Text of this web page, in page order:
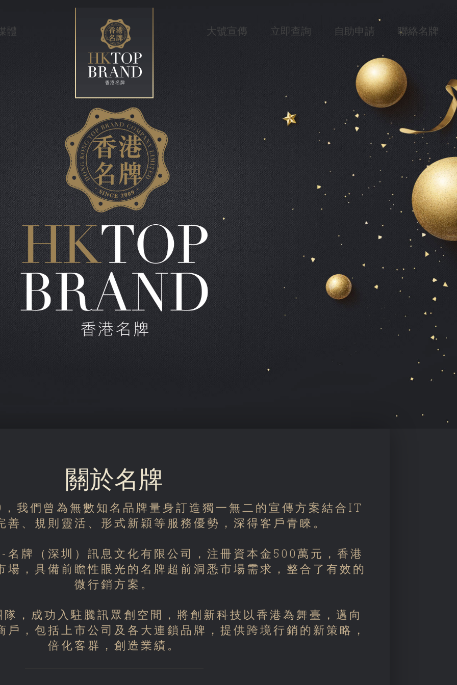
體 大號宣傳 立即查詢 自助申請 聯絡名牌
關於名牌
我們曾為無數知名品牌量身訂造獨一無二的宣傳方案結合IT
善、規則靈活、形式新穎等服務優勢，深得客戶青睞。
牌（深圳）訊息文化有限公司，注冊資本金500萬元，香港
場，具備前瞻性眼光的名牌超前洞悉市場需求，整合了有效的
微行銷方案。
，成功入駐騰訊眾創空間，將創新科技以香港為舞臺，邁向
戶，包括上市公司及各大連鎖品牌，提供跨境行銷的新策略，
倍化客群，創造業績。